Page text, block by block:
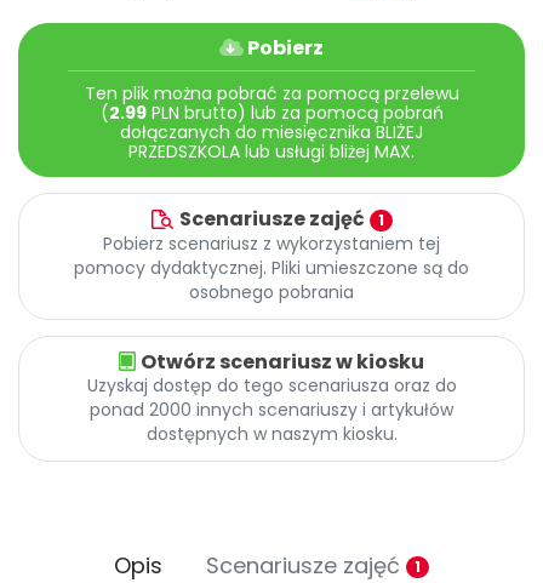
Pobierz
Ten plik można pobrać za pomocą przelewu
(2.99PLN brutto) lub za pomocą pobrań
dołączanych do miesięcznika BLIŻEJ
PRZEDSZKOLA lub usługi bliżej MAX.
Scenariusze zajęć 1
Pobierz scenariusz z wykorzystaniem tej
pomocy dydaktycznej. Pliki umieszczone są do
osobnego pobrania
Otwórz scenariusz w kiosku
Uzyskaj dostęp do tego scenariusza oraz do
ponad 2000 innych scenariuszy i artykułów
dostępnych w naszym kiosku.
Opis Scenariusze zajęć 1